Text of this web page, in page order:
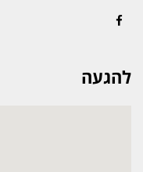
להגעה